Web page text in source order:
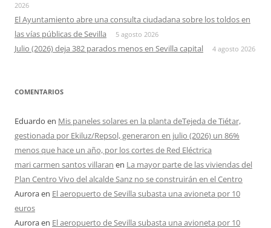
2026
El Ayuntamiento abre una consulta ciudadana sobre los toldos en
las vías públicas de Sevilla
5 agosto 2026
Julio (2026) deja 382 parados menos en Sevilla capital 4 agosto 2026
COMENTARIOS
Eduardo en Mis paneles solares en la planta deTejeda de Tiétar,
gestionada por Ekiluz/Repsol, generaron en julio (2026) un 86%
menos que hace un año, por los cortes de Red Eléctrica
mari carmen santos villaran en La mayor parte de las viviendas del
Plan Centro Vivo del alcalde Sanz no se construirán en el Centro
Auroraen El aeropuerto de Sevilla subasta una avioneta por 10
euros
Auroraen El aeropuerto de Sevilla subasta una avioneta por 10